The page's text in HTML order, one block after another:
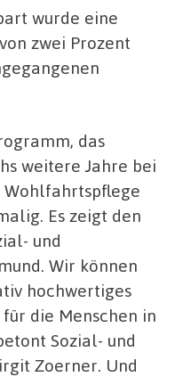
wurde eine
zwei Prozent
das
weitere Jahre bei
Wohlfahrtspflege
Es zeigt den
und
Wir können
hochwertiges
die Menschen in
Sozial- und
Zoerner. Und